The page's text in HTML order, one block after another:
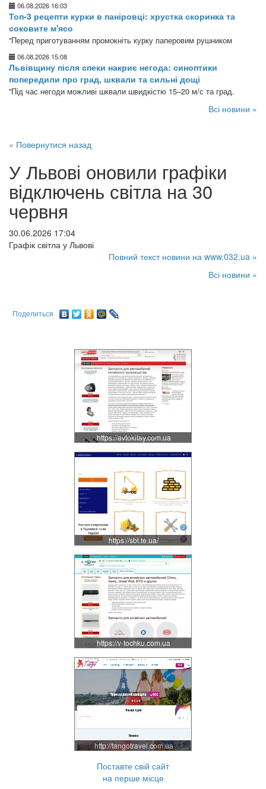
06.08.2026 16:03
Топ-3 рецепти курки в паніровці: хрустка скоринка та
соковите м'ясо
"Перед приготуванням промокніть курку паперовим рушником
06.08.2026 15:08
Львівщину після спеки накриє негода: синоптики
попередили про град, шквали та сильні дощі
"Під час негоди можливі шквали швидкістю 15–20 м/с та град.
Всі новини »
« Повернутися назад
У Львові оновили графіки
відключень світла на 30
червня
30.06.2026 17:04
Графік світла у Львові
Повний текст новини на www.032.ua »
Всі новини »
Поделиться
https://avtokitay.com.ua
https://sbt.te.ua/
https://v-tochku.com.ua
http://tangotravel.com.ua
Поставте свій сайт
на перше місце